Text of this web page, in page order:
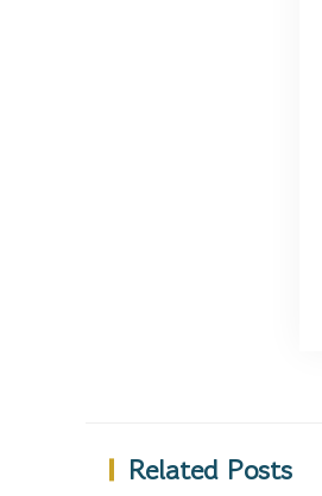
Related Posts